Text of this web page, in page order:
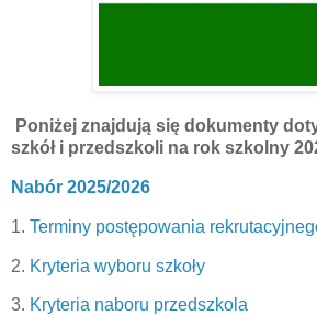
Poniżej znajdują się dokumenty
szkół i przedszkoli na rok szkolny
Nabór 2025/2026
1. Terminy postępowania
2. Kryteria wyboru szkoły
3. Kryteria naboru przedszkola